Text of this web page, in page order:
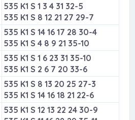
535 K1 S 1 3 4 31 32-5
535 K1 S 8 12 21 27 29-7
535 K1 S 14 16 17 28 30-4
535 K1 S 4 8 9 21 35-10
535 K1 S 1 6 23 31 35-10
535 K1 S 2 6 7 20 33-6
535 K1 S 8 13 20 25 27-3
535 K1 S 14 16 18 21 22-6
535 K1 S 12 13 22 24 30-9